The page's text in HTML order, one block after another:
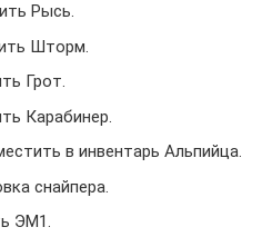
Рысь.
Шторм.
Грот.
Карабинер.
в инвентарь Альпийца.
снайпера.
ЭМ1.